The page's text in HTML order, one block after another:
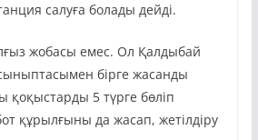
салуға болады дейді.
жобасы емес. Ол Қалдыбай
бірге жасанды
қоқыстарды 5 түрге бөліп
құрылғыны да жасап, жетілдіру